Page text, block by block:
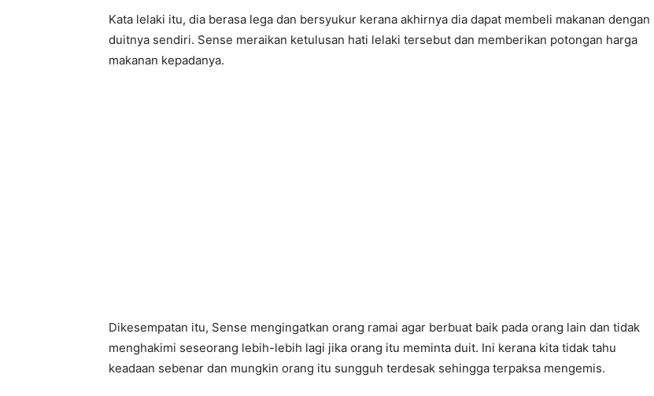
Kata lelaki itu, dia berasa lega dan bersyukur kerana akhirnya dia dapat membeli makanan dengan
duitnya sendiri. Sense meraikan ketulusan hati lelaki tersebut dan memberikan potongan harga
makanan kepadanya.
Dikesempatan itu, Sense mengingatkan orang ramai agar berbuat baik pada orang lain dan tidak
menghakimi seseorang lebih-lebih lagi jika orang itu meminta duit. Ini kerana kita tidak tahu
keadaan sebenar dan mungkin orang itu sungguh terdesak sehingga terpaksa mengemis.